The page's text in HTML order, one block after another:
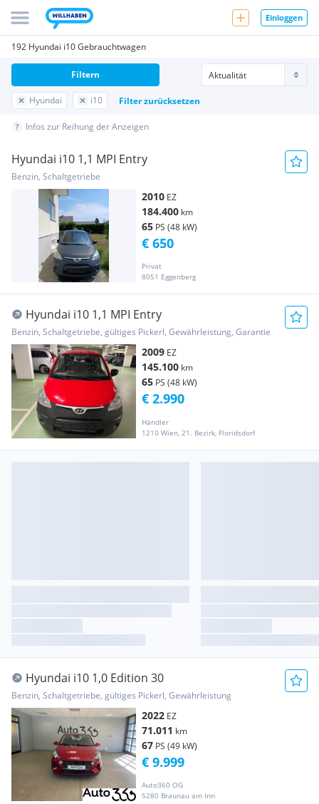
Einloggen
192 Hyundai i10 Gebrauchtwagen
Hyundai i10 Filter zurücksetzen
Filtern
Infos zur Reihung der Anzeigen
Hyundai i10 1,1 MPI Entry
Benzin, Schaltgetriebe
2010 EZ
184.400 km
65 PS (48 kW)
Privat
8051 Eggenberg
€ 650
Hyundai i10 1,1 MPI Entry
Benzin, Schaltgetriebe, gültiges Pickerl, Gewährleistung, Garantie
2009 EZ
145.100 km
65 PS (48 kW)
Händler
1210 Wien, 21. Bezirk, Floridsdorf
€ 2.990
Hyundai i10 1,0 Edition 30
Benzin, Schaltgetriebe, gültiges Pickerl, Gewährleistung
2022 EZ
71.011 km
67 PS (49 kW)
Auto360 OG
5280 Braunau am Inn
€ 9.999